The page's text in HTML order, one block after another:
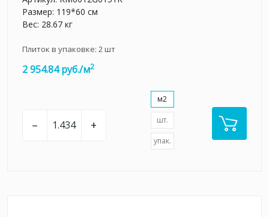
Размер: 119*60 см
Вес: 28.67 кг
Плиток в упаковке: 2шт
2 954.84 руб./м2
– +
м2
шт.
упак.